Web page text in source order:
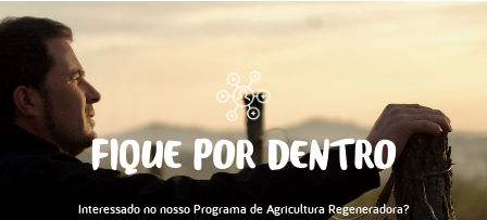
FIQUE POR DENTRO
Interessado no nosso Programa de Agricultura Regeneradora?